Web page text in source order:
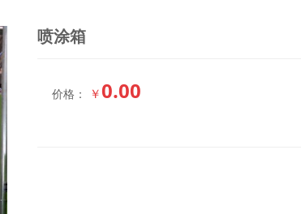
喷涂箱
价格： ￥0.00